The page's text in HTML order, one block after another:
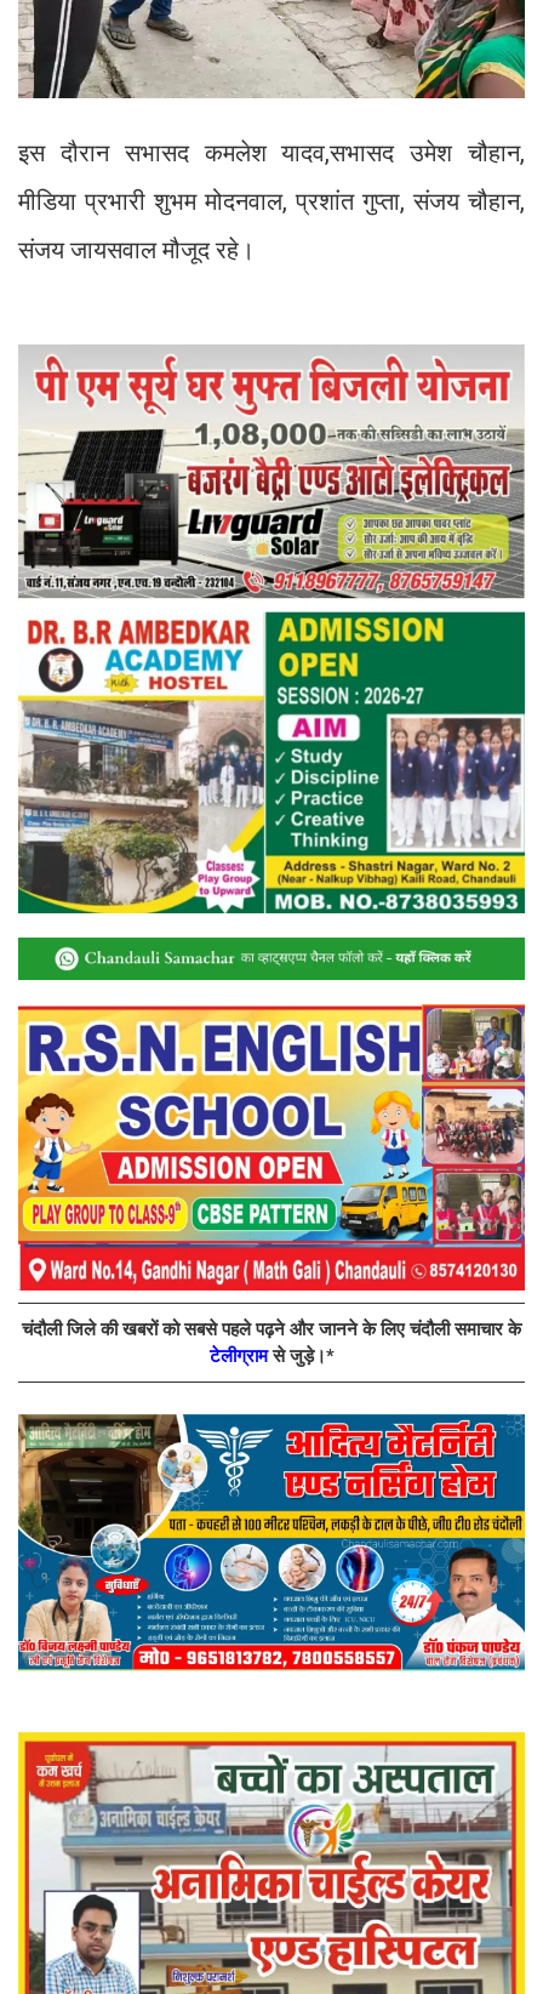
इस दौरान सभासद कमलेश यादव,सभासद उमेश चौहान,
मीडिया प्रभारी शुभम मोदनवाल, प्रशांत गुप्ता, संजय चौहान,
संजय जायसवाल मौजूद रहे।
चंदौली जिले की खबरों को सबसे पहले पढ़ने और जानने के लिए चंदौली समाचार के
टेलीग्रामसे जुड़े।*